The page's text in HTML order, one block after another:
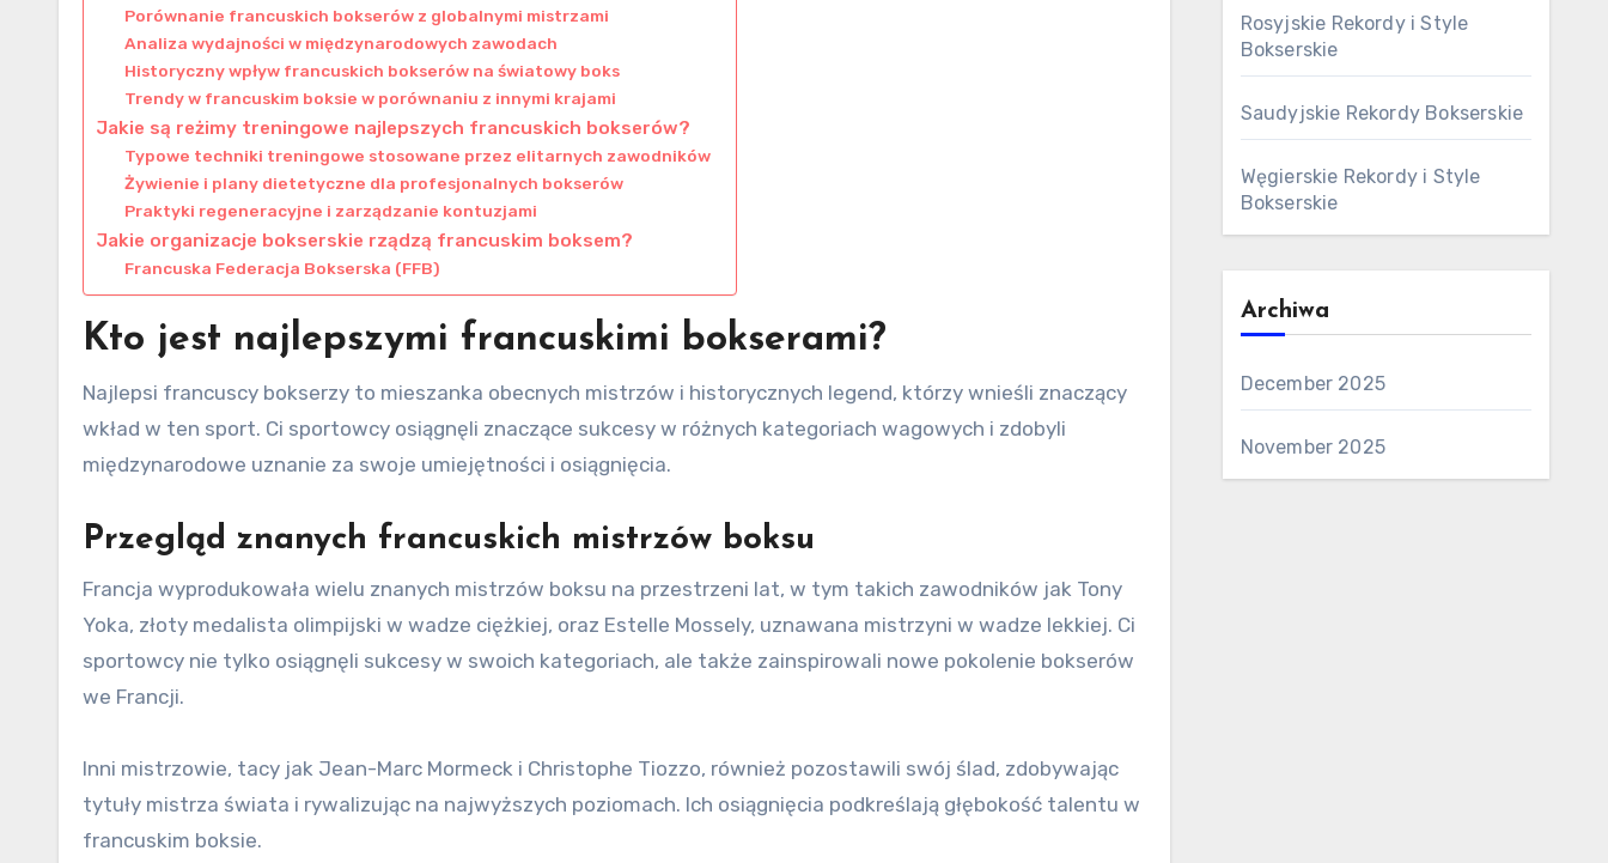
Porównanie francuskich bokserów z globalnymi mistrzami
Analiza wydajności w międzynarodowych zawodach
Historyczny wpływ francuskich bokserów na światowy boks
Trendy w francuskim boksie w porównaniu z innymi krajami
Jakie są reżimy treningowe najlepszych francuskich bokserów?
Typowe techniki treningowe stosowane przez elitarnych zawodników
Żywienie i plany dietetyczne dla profesjonalnych bokserów
Praktyki regeneracyjne i zarządzanie kontuzjami
Jakie organizacje bokserskie rządzą francuskim boksem?
Francuska Federacja Bokserska (FFB)
Kto jest najlepszymi francuskimi bokserami?
Najlepsi francuscy bokserzy to mieszanka obecnych mistrzów i historycznych legend, którzy wnieśli znaczący
wkład w ten sport. Ci sportowcy osiągnęli znaczące sukcesy w różnych kategoriach wagowych i zdobyli
międzynarodowe uznanie za swoje umiejętności i osiągnięcia.
Przegląd znanych francuskich mistrzów boksu
Francja wyprodukowała wielu znanych mistrzów boksu na przestrzeni lat, w tym takich zawodników jak Tony
Yoka, złoty medalista olimpijski w wadze ciężkiej, oraz Estelle Mossely, uznawana mistrzyni w wadze lekkiej. Ci
sportowcy nie tylko osiągnęli sukcesy w swoich kategoriach, ale także zainspirowali nowe pokolenie bokserów
we Francji.
Inni mistrzowie, tacy jak Jean-Marc Mormeck i Christophe Tiozzo, również pozostawili swój ślad, zdobywając
tytuły mistrza świata i rywalizując na najwyższych poziomach. Ich osiągnięcia podkreślają głębokość talentu w
francuskim boksie.
Rosyjskie Rekordy i Style
Bokserskie
Saudyjskie Rekordy Bokserskie
Węgierskie Rekordy i Style
Bokserskie
Archiwa
December 2025
November 2025